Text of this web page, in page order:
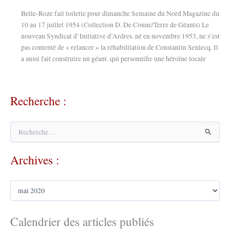
Belle-Roze fait toilette pour dimanche Semaine du Nord Magazine du
10 au 17 juillet 1954 (Collection D. De Coune/Terre de Géants) Le
nouveau Syndicat d’Initiative d’Ardres. né en novembre 1953, ne s’est
pas contenté de « relancer » la réhabilitation de Constantin Senlecq. Il
a aussi fait construire un géant. qui personnifie une héroïne locale
Recherche :
h
e
h
r
Archives :
A
h
iCalendrier des articles publiés